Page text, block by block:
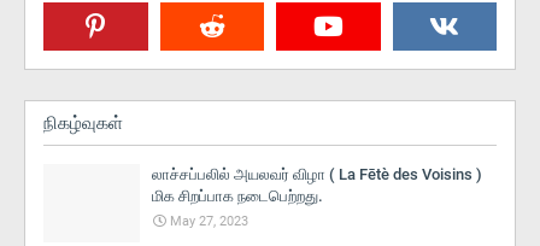
நிகழ்வுகள்
லாச்சப்பலில் அயலவர் விழா ( La Fētè des Voisins )
மிக சிறப்பாக நடைபெற்றது.
May 27, 2023